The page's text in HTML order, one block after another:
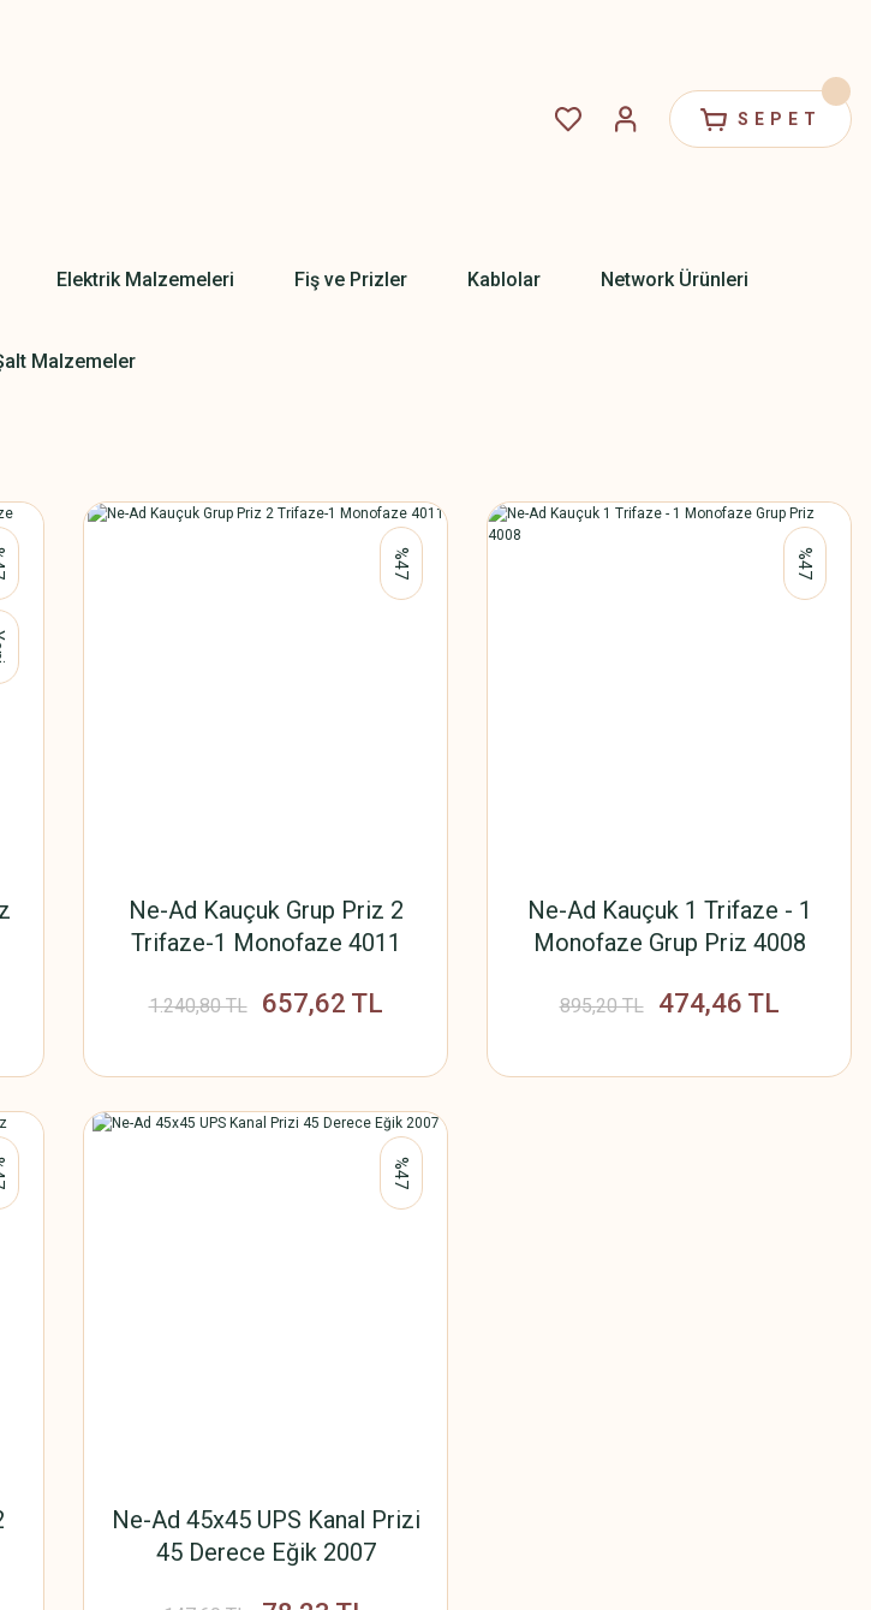
SEPET
Elektrik Malzemeleri Fiş ve Prizler Kablolar Network Ürünleri
Malzemeler
%47
Ne-Ad Kauçuk Grup Priz 2
Trifaze-1 Monofaze 4011
1.240,80 TL 657,62 TL
%47
Ne-Ad Kauçuk 1 Trifaze - 1
Monofaze Grup Priz 4008
895,20 TL 474,46 TL
%47
Ne-Ad 45x45 UPS Kanal Prizi
45 Derece Eğik 2007